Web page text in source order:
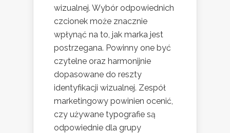
wizualnej. Wybór odpowiednich
czcionek może znacznie
wpłynąć na to, jak marka jest
postrzegana. Powinny one być
czytelne oraz harmonijnie
dopasowane do reszty
identyfikacji wizualnej. Zespół
marketingowy powinien ocenić,
czy używane typografie są
odpowiednie dla grupy